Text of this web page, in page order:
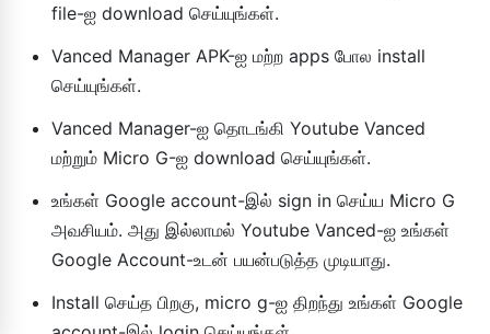
file-ஐ download செய்யுங்கள்.
Vanced Manager APK-ஐ மற்ற apps போல install
செய்யுங்கள்.
Vanced Manager-ஐ தொடங்கி Youtube Vanced
மற்றும் Micro G-ஐ download செய்யுங்கள்.
உங்கள் Google account-இல் sign in செய்ய Micro G
அவசியம். அது இல்லாமல் Youtube Vanced-ஐ உங்கள்
Google Account-உடன் பயன்படுத்த முடியாது.
Install செய்த பிறகு, micro g-ஐ திறந்து உங்கள் Google